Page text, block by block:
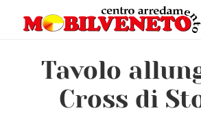
Tavolo
Cross di